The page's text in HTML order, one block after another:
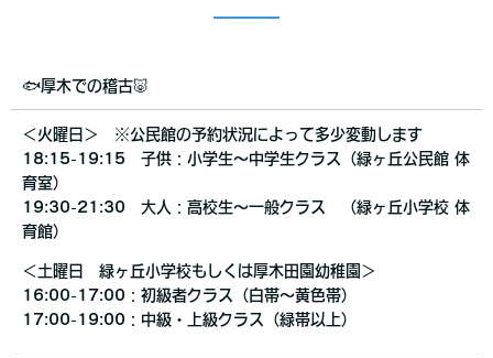
🐟厚木での稽古🐷
＜火曜日＞ ※公民館の予約状況によって多少変動します
18:15-19:15 子供：小学生〜中学生クラス（緑ヶ丘公民館 体
育室）
19:30-21:30 大人：高校生〜一般クラス （緑ヶ丘小学校 体
育館）
＜土曜日 緑ヶ丘小学校もしくは厚木田園幼稚園＞
16:00-17:00：初級者クラス（白帯〜黄色帯）
17:00-19:00：中級・上級クラス（緑帯以上）